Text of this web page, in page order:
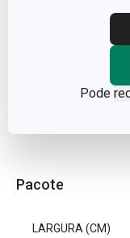
Pode
Pacote
LARGURA (CM)